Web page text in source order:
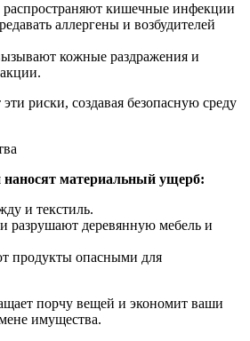
кишечные инфекции
аллергены и возбудителей
кожные раздражения и
риски, создавая безопасную среду
наносят материальный ущерб:
и текстиль.
разрушают деревянную мебель и
продукты опасными для
порчу вещей и экономит ваши
имущества.